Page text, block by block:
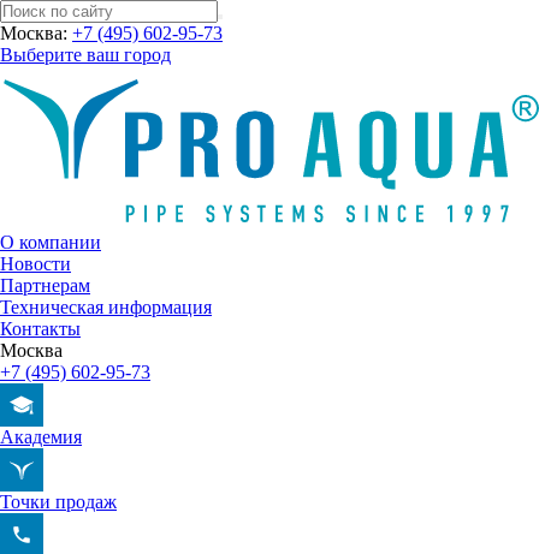
Москва: +7 (495) 602-95-73
Выберите ваш город
О компании
Новости
Партнерам
Техническая информация
Контакты
Москва
+7 (495) 602-95-73
Академия
Точки продаж